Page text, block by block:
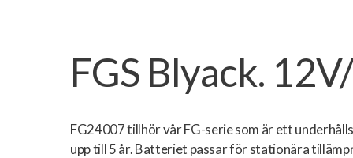
FGS Blyack.
FG24007 tillhör vår FG-serie som är ett
upp till 5 år. Batteriet passar för stationära